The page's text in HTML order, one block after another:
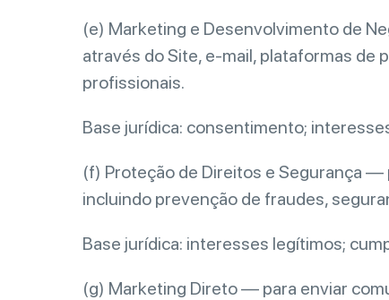
(e) Marketing e Desenvolvimento de
através do Site, e-mail, plataformas de
profissionais.
Base jurídica: consentimento;
(f) Proteção de Direitos e Segurança
incluindo prevenção de fraudes,
Base jurídica: interesses legítimos;
(g) Marketing Direto — para enviar